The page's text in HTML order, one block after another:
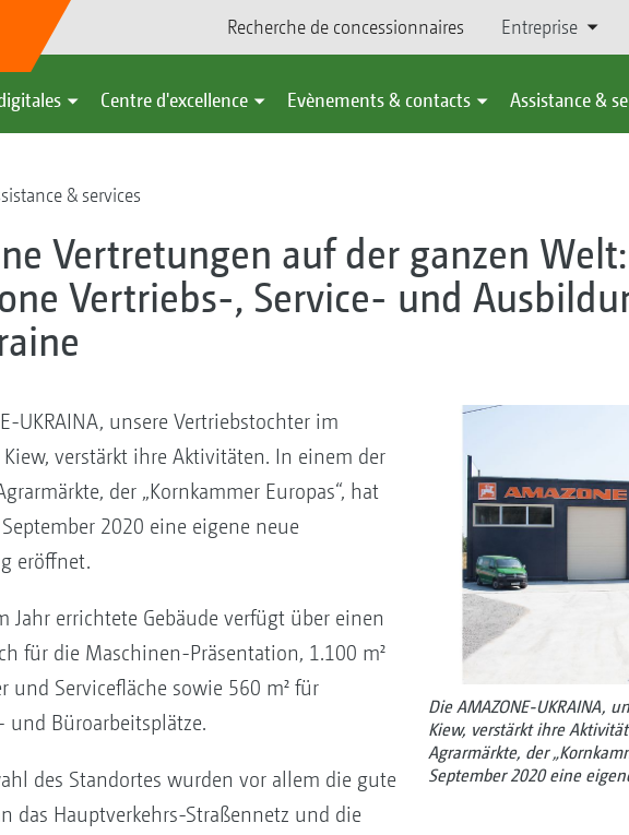
Recherche de concessionnaires Entreprise
Centre d'excellence Evènements & contacts Assistance &
& services
Vertretungen auf der ganzen
Vertriebs-, Service- und
Die AMAZONE-UKRAINA,
Kiew, verstärkt ihre
Agrarmärkte, der
September 2020 eine
UKRAINA, unsere Vertriebstochter im
verstärkt ihre Aktivitäten. In einem der
der „Kornkammer Europas“, hat
2020 eine eigene neue
eröffnet.
Jahr errichtete Gebäude verfügt über einen
für die Maschinen-Präsentation, 1.100 m²
und Servicefläche sowie 560 m² für
und Büroarbeitsplätze.
des Standortes wurden vor allem die gute
das Hauptverkehrs-Straßennetz und die